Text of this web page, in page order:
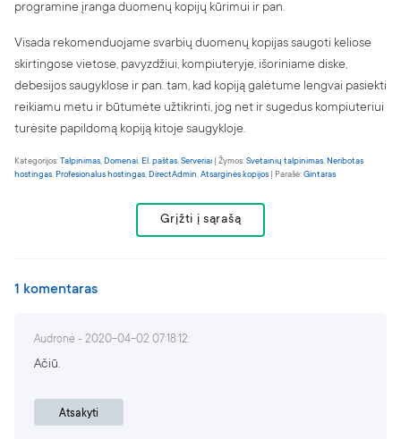
programine įranga duomenų kopijų kūrimui ir pan.
Visada rekomenduojame svarbių duomenų kopijas saugoti keliose
skirtingose vietose, pavyzdžiui, kompiuteryje, išoriniame diske,
debesijos saugyklose ir pan. tam, kad kopiją galėtume lengvai pasiekti
reikiamu metu ir būtumėte užtikrinti, jog net ir sugedus kompiuteriui
turėsite papildomą kopiją kitoje saugykloje.
Kategorijos:Talpinimas, Domenai, El. paštas,Serveriai | Žymos:Svetainių talpinimas, Neribotas
hostingas, Profesionalus hostingas, DirectAdmin,Atsarginės kopijos | Parašė:Gintaras
Grįžti į sąrašą
1 komentaras
Audronė - 2020-04-02 07:18:12:
Ačiū.
Atsakyti